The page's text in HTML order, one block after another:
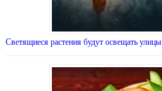
Светящиеся растения будут освещать улицы